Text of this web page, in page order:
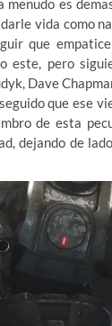
es
vida como
que
este, pero
Dave
que ese
de esta
dejando de